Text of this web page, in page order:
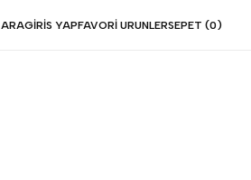
ARAGIRIS YAPFAVORI URUNLERSEPET (0 )